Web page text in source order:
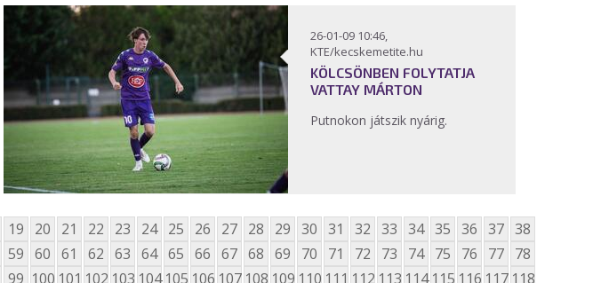
26-01-09 10:46,
KTE/kecskemetite.hu
KÖLCSÖNBEN FOLYTATJA
VATTAY MÁRTON
Putnokon játszik nyárig.
19 20 21 22 23 24 25 26 27 28 29 30 31 32 33 34 35 36 37 38
59 60 61 62 63 64 65 66 67 68 69 70 71 72 73 74 75 76 77 78
99 100 101 102 103 104 105 106 107 108 109 110 111 112 113 114 115 116 117 118